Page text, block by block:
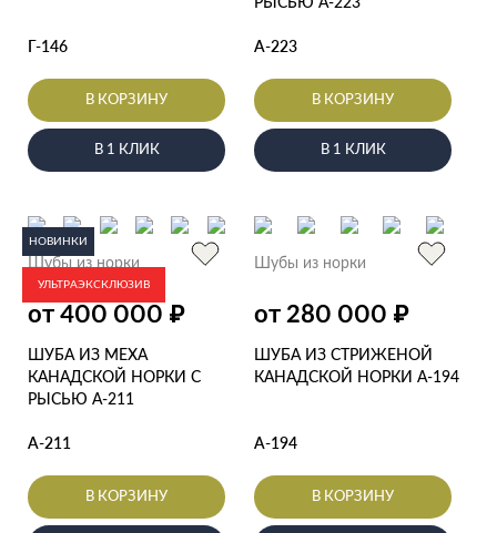
Г-146
В КОРЗИНУ
В 1 КЛИК
РЫСЬЮ А-223
А-223
В КОРЗИНУ
В 1 КЛИК
НОВИНКИ
УЛЬТРАЭКСКЛЮЗИВ
Шубы из норки
от 400 000 ₽
ШУБА ИЗ МЕХА
КАНАДСКОЙ НОРКИ С
РЫСЬЮ А-211
А-211
В КОРЗИНУ
Шубы из норки
от 280 000 ₽
ШУБА ИЗ СТРИЖЕНОЙ
КАНАДСКОЙ НОРКИ А-194
А-194
В КОРЗИНУ